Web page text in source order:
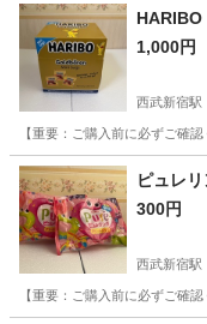
東京 杉並区
1,000円
西武新宿駅
【重要：ご購入前に必ずご確
東京 杉並区 西武新宿
ピュレ
300円
西武新宿駅
【重要：ご購入前に必ずご確